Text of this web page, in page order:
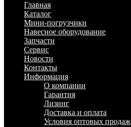
Главная
Каталог
Мини-погрузчики
Навесное оборудование
Запчасти
Сервис
Новости
Контакты
Информация
О компании
Гарантия
Лизинг
Доставка и оплата
Условия оптовых продаж